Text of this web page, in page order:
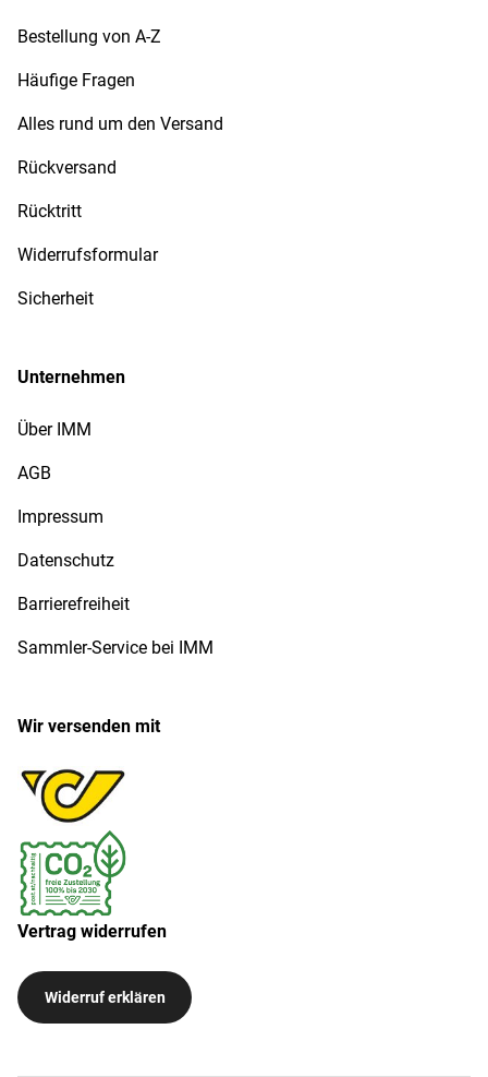
Bestellung von A-Z
Häufige Fragen
Alles rund um den Versand
Rückversand
Rücktritt
Widerrufsformular
Sicherheit
Unternehmen
Über IMM
AGB
Impressum
Datenschutz
Barrierefreiheit
Sammler-Service bei IMM
Wir versenden mit
Vertrag widerrufen
Widerruf erklären